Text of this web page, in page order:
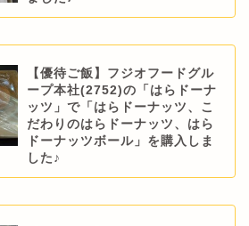
【優待ご飯】フジオフードグル
ープ本社(2752)の「はらドーナ
ッツ」で「はらドーナッツ、こ
だわりのはらドーナッツ、はら
ドーナッツボール」を購入しま
した♪